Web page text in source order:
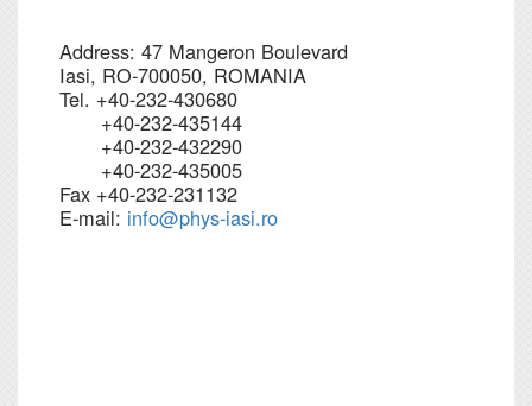
Address: 47 Mangeron Boulevard
Iasi, RO-700050, ROMANIA
Tel. +40-232-430680
+40-232-435144
+40-232-432290
+40-232-435005
Fax +40-232-231132
E-mail: info@phys-iasi.ro